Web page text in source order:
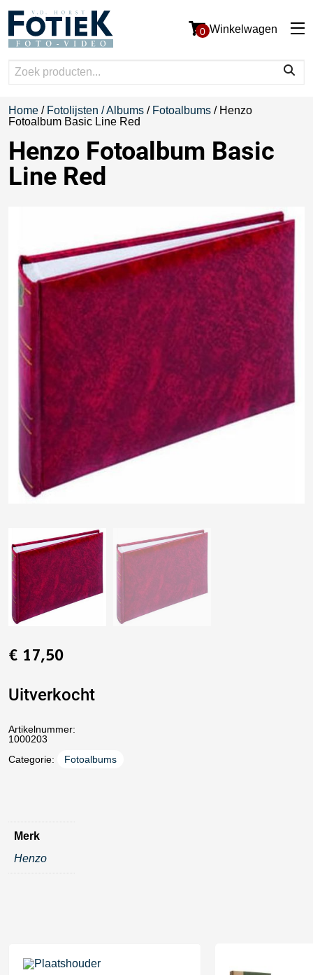
0 Winkelwagen
Home / Fotolijsten / Albums / Fotoalbums / Henzo
Fotoalbum Basic Line Red
Henzo Fotoalbum Basic
Line Red
€ 17,50
Uitverkocht
Artikelnummer:
1000203
Categorie:
Fotoalbums
Merk
Henzo